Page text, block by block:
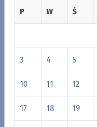
P W Ś
3 4 5
10 11 12
17 18 19